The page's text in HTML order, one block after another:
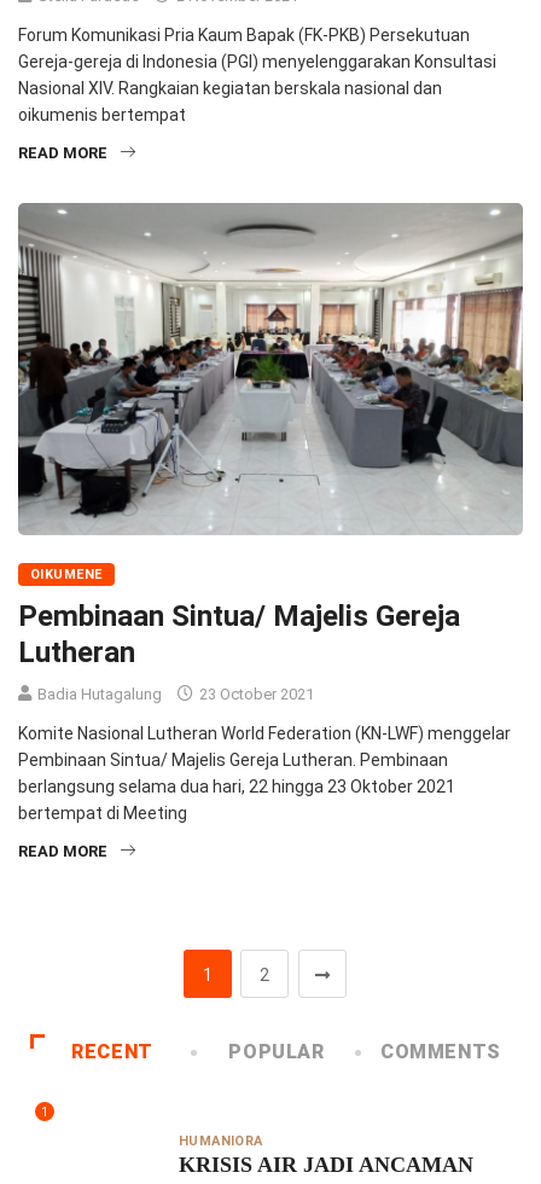
Forum Komunikasi Pria Kaum Bapak (FK-PKB) Persekutuan
Gereja-gereja di Indonesia (PGI) menyelenggarakan Konsultasi
Nasional XIV. Rangkaian kegiatan berskala nasional dan
oikumenis bertempat
READ MORE
OIKUMENE
Pembinaan Sintua/ Majelis Gereja
Lutheran
Badia Hutagalung 23 October 2021
Komite Nasional Lutheran World Federation (KN-LWF) menggelar
Pembinaan Sintua/ Majelis Gereja Lutheran. Pembinaan
berlangsung selama dua hari, 22 hingga 23 Oktober 2021
bertempat di Meeting
READ MORE
1 2
RECENT POPULAR COMMENTS
1
HUMANIORA
KRISIS AIR JADI ANCAMAN